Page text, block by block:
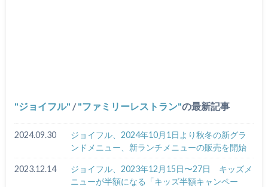
ジョイフル / ファミリーレストラン の最新記事
2024.09.30
ジョイフル、2024年10月1日より秋冬の新グラ
ンドメニュー、新ランチメニューの販売を開始
2023.12.14
ジョイフル、2023年12月15日〜27日 キッズメ
ニューが半額になる「キッズ半額キャンペー